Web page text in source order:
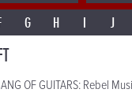
G H I J
OF GUITARS: Rebel